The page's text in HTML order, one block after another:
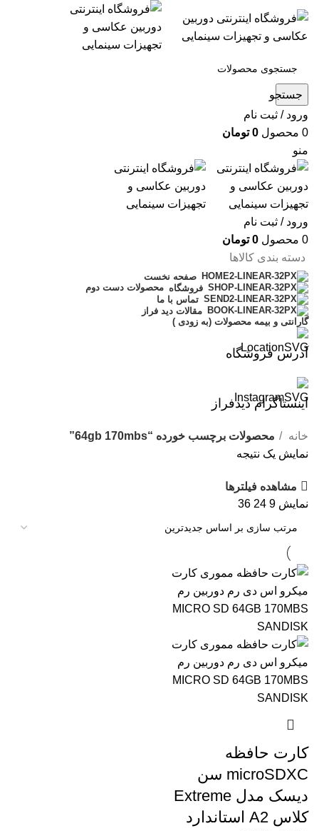
جستجو
ورود / ثبت نام
0 محصول 0 تومان
منو
ورود / ثبت نام
0 محصول 0 تومان
دسته بندی کالاها
صفحه نخست
فروشگاه محصولات دست دوم
تماس با ما
مقالات دید فراز
گارانتی و بیمه محصولات (به زودی )
آدرس فروشگاه
اینستاگرام دیدفراز
خانه
محصولات برچسب خورده “64gb 170mbs”
نمایش یک نتیجه
مشاهده فیلترها
نمایش 9
24
36
کارت حافظه
microSDXC سن
دیسک مدل Extreme
کلاس A2 استاندارد